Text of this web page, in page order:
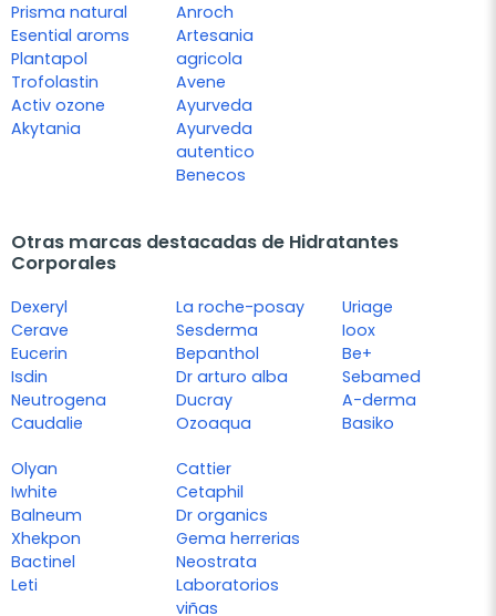
Prisma natural
Esential aroms
Plantapol
Trofolastin
Activ ozone
Akytania
Anroch
Artesania
agricola
Avene
Ayurveda
Ayurveda
autentico
Benecos
Otras marcas destacadas de Hidratantes
Corporales
Dexeryl
Cerave
Eucerin
Isdin
Neutrogena
Caudalie
La roche-posay
Sesderma
Bepanthol
Dr arturo alba
Ducray
Ozoaqua
Uriage
Ioox
Be+
Sebamed
A-derma
Basiko
Olyan
Iwhite
Balneum
Xhekpon
Bactinel
Leti
Cattier
Cetaphil
Dr organics
Gema herrerias
Neostrata
Laboratorios
viñas